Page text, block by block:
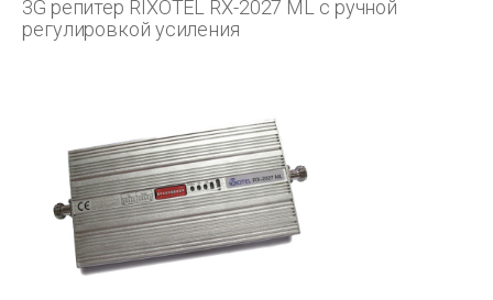
3G репитер RIXOTEL RX-2027 ML с ручной
регулировкой усиления